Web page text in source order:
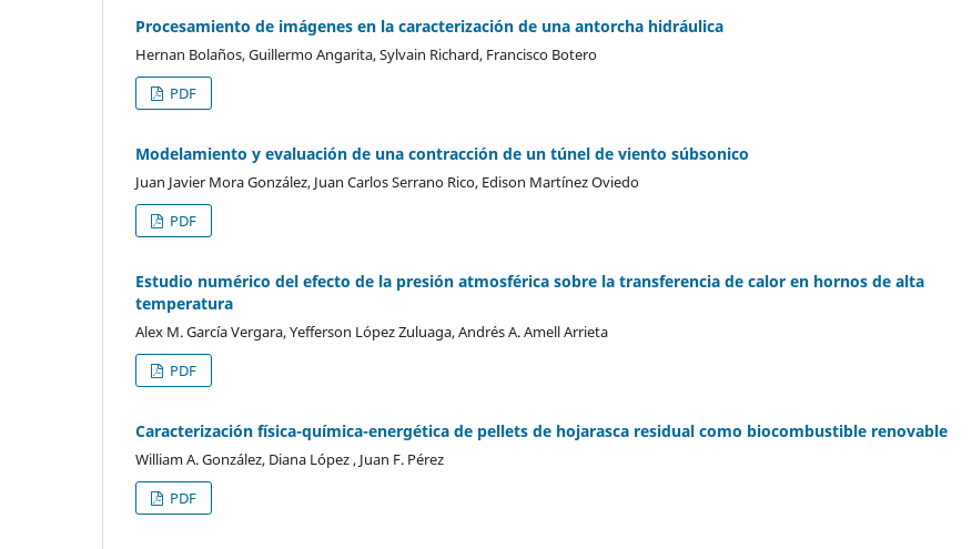
Procesamiento de imágenes en la caracterización de una antorcha hidráulica
Hernan Bolaños, Guillermo Angarita, Sylvain Richard, Francisco Botero
PDF
Modelamiento y evaluación de una contracción de un túnel de viento súbsonico
Juan Javier Mora González, Juan Carlos Serrano Rico, Edison Martínez Oviedo
PDF
Estudio numérico del efecto de la presión atmosférica sobre la transferencia de calor en hornos de alta
temperatura
Alex M. García Vergara, Yefferson López Zuluaga, Andrés A. Amell Arrieta
PDF
Caracterización física-química-energética de pellets de hojarasca residual como biocombustible renovable
William A. González, Diana López , Juan F. Pérez
PDF